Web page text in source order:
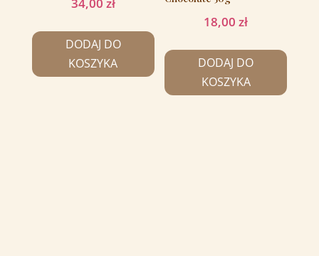
34,00 zł
DODAJ DO
KOSZYKA
18,00zł
DODAJ DO
KOSZYKA